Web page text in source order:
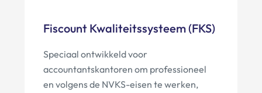
Fiscount Kwaliteitssysteem (FKS)
Speciaal ontwikkeld voor
accountantskantoren om professioneel
en volgens de NVKS-eisen te werken,